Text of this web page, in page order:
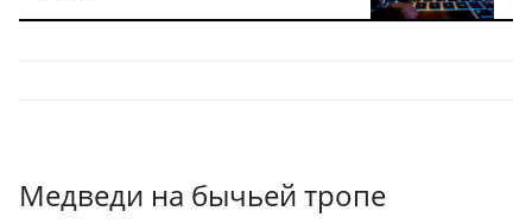
Медведи на бычьей тропе